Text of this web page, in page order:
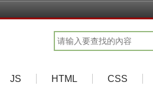
JS HTML CSS